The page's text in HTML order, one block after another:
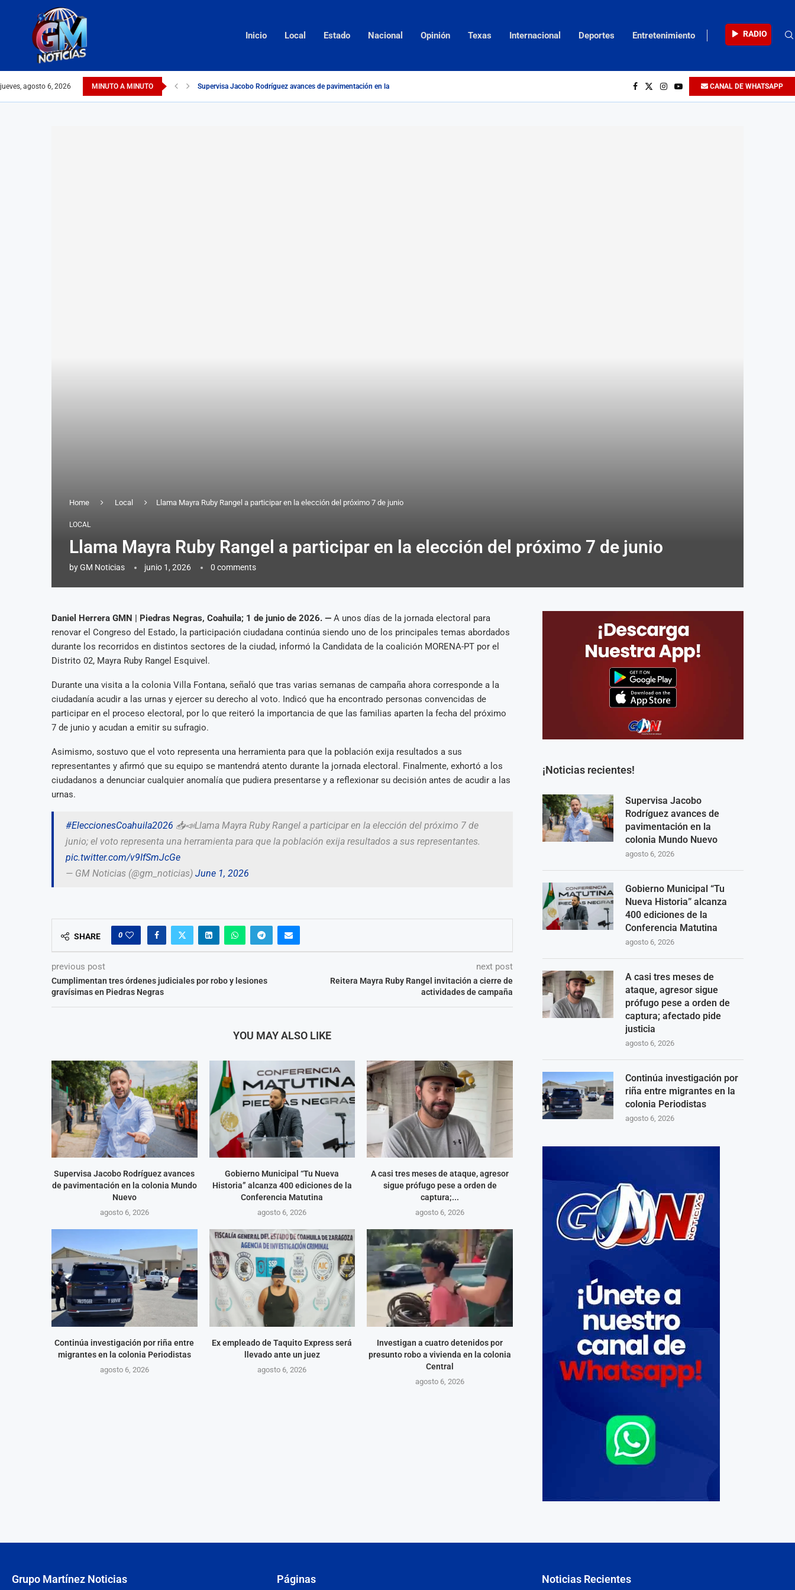
Inicio Local Estado Nacional Opinión Texas Internacional Deportes Entretenimiento RADIO
jueves, agosto 6, 2026 MINUTO A MINUTO Supervisa Jacobo Rodríguez avances de pavimentación en la colonia Mundo Nuevo CANAL DE WHATSAPP
Home Local Llama Mayra Ruby Rangel a participar en la elección del próximo 7 de junio
LOCAL
Llama Mayra Ruby Rangel a participar en la elección del próximo 7 de junio
byGM Noticias junio 1, 2026 0 comments
Daniel Herrera GMN | Piedras Negras, Coahuila; 1 de junio de 2026. — A unos días de la jornada electoral para
renovar el Congreso del Estado, la participación ciudadana continúa siendo uno de los principales temas abordados
durante los recorridos en distintos sectores de la ciudad, informó la Candidata de la coalición MORENA-PT por el
Distrito 02, Mayra Ruby Rangel Esquivel.
Durante una visita a la colonia Villa Fontana, señaló que tras varias semanas de campaña ahora corresponde a la
ciudadanía acudir a las urnas y ejercer su derecho al voto. Indicó que ha encontrado personas convencidas de
participar en el proceso electoral, por lo que reiteró la importancia de que las familias aparten la fecha del próximo
7 de junio y acudan a emitir su sufragio.
Asimismo, sostuvo que el voto representa una herramienta para que la población exija resultados a sus
representantes y afirmó que su equipo se mantendrá atento durante la jornada electoral. Finalmente, exhortó a los
ciudadanos a denunciar cualquier anomalía que pudiera presentarse y a reflexionar su decisión antes de acudir a las
urnas.
#EleccionesCoahuila2026 📥📣Llama Mayra Ruby Rangel a participar en la elección del próximo 7 de
junio; el voto representa una herramienta para que la población exija resultados a sus representantes.
pic.twitter.com/v9IfSmJcGe
— GM Noticias (@gm_noticias) June 1, 2026
SHARE 0
previous post
Cumplimentan tres órdenes judiciales por robo y lesiones
gravísimas en Piedras Negras
next post
Reitera Mayra Ruby Rangel invitación a cierre de
actividades de campaña
YOU MAY ALSO LIKE
Supervisa Jacobo Rodríguez avances
de pavimentación en la colonia Mundo
Nuevo
agosto 6, 2026
Gobierno Municipal “Tu Nueva
Historia” alcanza 400 ediciones de la
Conferencia Matutina
agosto 6, 2026
A casi tres meses de ataque, agresor
sigue prófugo pese a orden de
captura;...
agosto 6, 2026
Continúa investigación por riña entre
migrantes en la colonia Periodistas
agosto 6, 2026
Ex empleado de Taquito Express será
llevado ante un juez
agosto 6, 2026
Investigan a cuatro detenidos por
presunto robo a vivienda en la colonia
Central
agosto 6, 2026
¡Noticias recientes!
Supervisa Jacobo
Rodríguez avances de
pavimentación en la
colonia Mundo Nuevo
agosto 6, 2026
Gobierno Municipal “Tu
Nueva Historia” alcanza
400 ediciones de la
Conferencia Matutina
agosto 6, 2026
A casi tres meses de
ataque, agresor sigue
prófugo pese a orden de
captura; afectado pide
justicia
agosto 6, 2026
Continúa investigación por
riña entre migrantes en la
colonia Periodistas
agosto 6, 2026
Grupo Martínez Noticias Páginas Noticias Recientes